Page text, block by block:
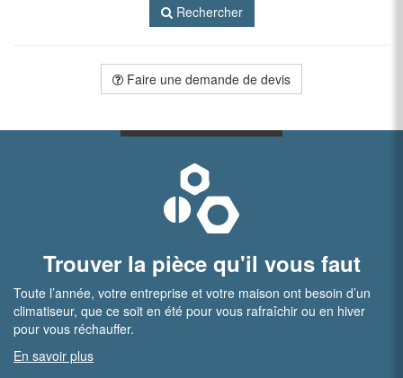
Rechercher
Faire une demande de devis
Trouver la pièce qu'il vous faut
Toute l’année, votre entreprise et votre maison ont besoin d’un
climatiseur, que ce soit en été pour vous rafraîchir ou en hiver
pour vous réchauffer.
En savoir plus